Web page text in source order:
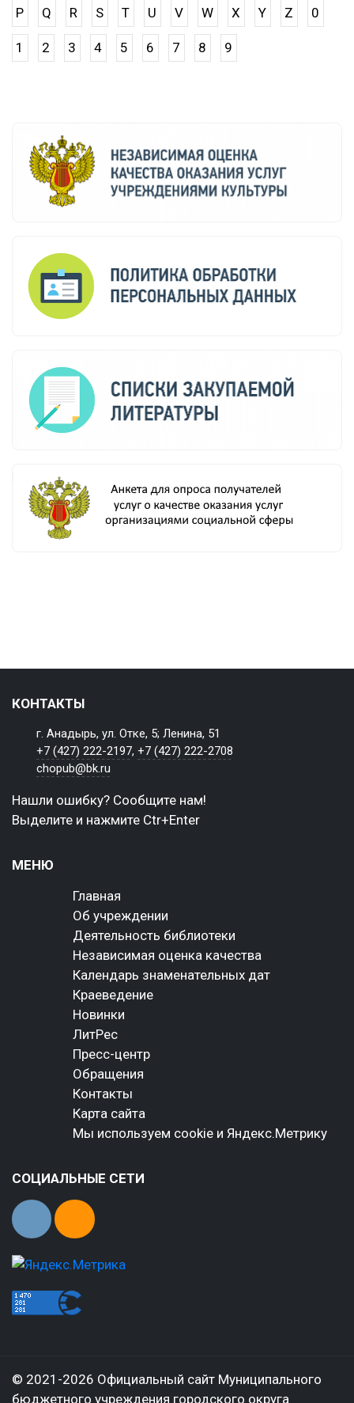
P Q R S T U V W X Y Z 0
1 2 3 4 5 6 7 8 9
КОНТАКТЫ
г. Анадырь, ул. Отке, 5; Ленина, 51
+7 (427) 222-2197,+7 (427) 222-2708
chopub@bk.ru
Нашли ошибку? Сообщите нам!
Выделите и нажмите Ctr+Enter
МЕНЮ
Главная
Об учреждении
Деятельность библиотеки
Независимая оценка качества
Календарь знаменательных дат
Краеведение
Новинки
ЛитРес
Пресс-центр
Обращения
Контакты
Карта сайта
Мы используем cookie и Яндекс.Метрику
СОЦИАЛЬНЫЕ СЕТИ
© 2021-2026 Официальный сайт Муниципального
бюджетного учреждения городского округа